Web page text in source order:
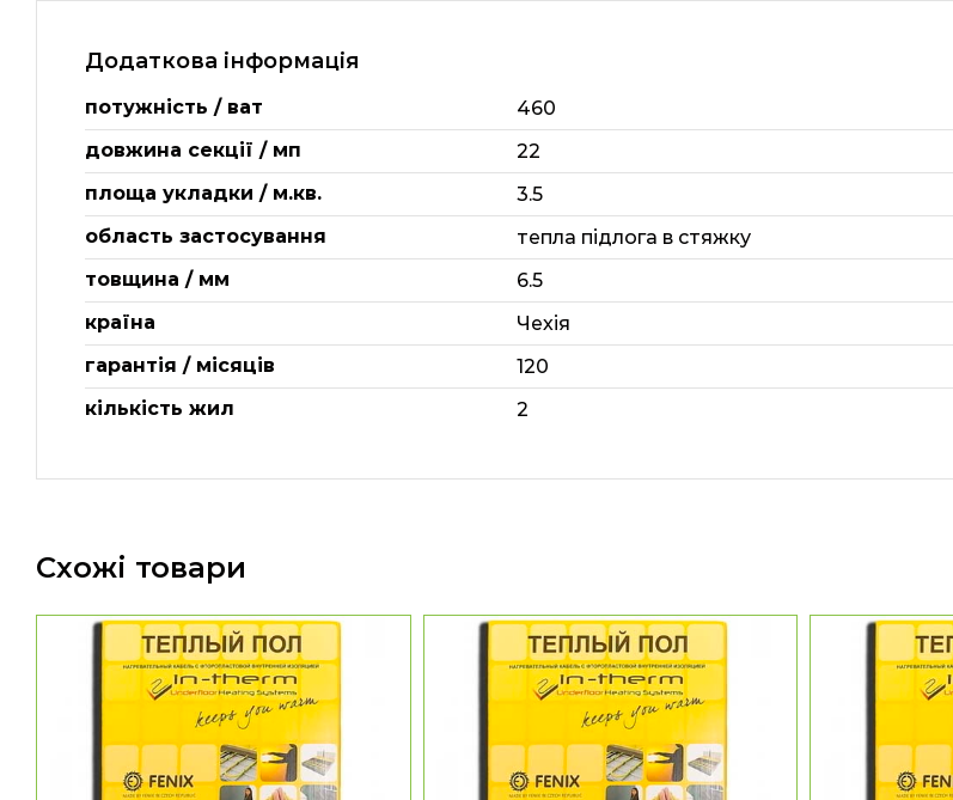
Додаткова інформація
потужність / ват
460
довжина секції / мп
22
площа укладки / м.кв.
3.5
область застосування
тепла підлога в стяжку
товщина / мм
6.5
країна
Чехія
гарантія / місяців
120
кількість жил
2
Схожі товари